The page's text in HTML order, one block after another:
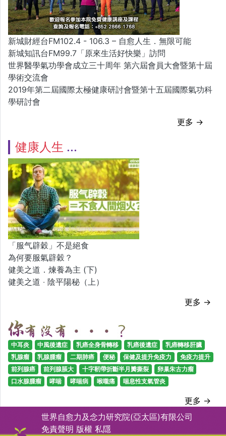
新城財經台FM102.4 - 106.3 – 自愈人生．無限可能
新城知訊台FM99.7「原來生活好快樂」訪問
世界醫學氣功學會成立三十周年 第六屆會員大會暨第十屆
學術交流會
2019年第二屆國際太極健康研討會暨第十五屆國際氣功科
學研討會
更多 →
健康人生
「服气辟穀」不是絕食
為何要服氣辟穀？
健美之道．煉養為主 (下)
健美之道 ‧ 陰平陽秘（上）
更多 →
中耳炎 中風後遺症 乳癌全身骨轉移 乳癌後遺症
乳癌轉移肝臟
乳腺瘤
乳腺腫瘤 二期肺癌 便秘 保健及提升免疫力
免疫力提升
前列腺癌
前列腺脹大 十字靭帶折斷半月瓣撕裂
卵巢朱古力瘤
口水腺腫瘤
哮喘 哮喘病 喉嚨痛 喘息性支氣管炎
更多 →
世界自愈力及念力研究院(亞太區)有限公司
免責聲明 版權 私隱